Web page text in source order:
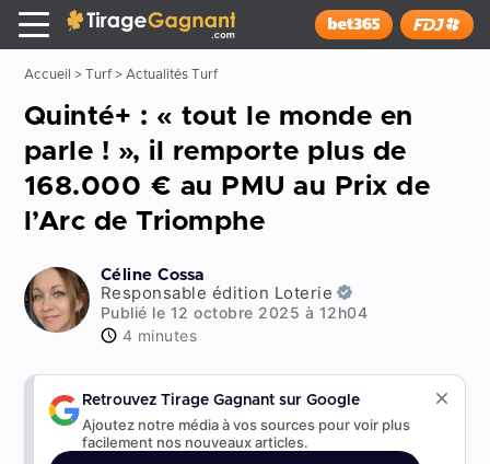
x
Tirage Gagnant
Installer
Accueil > Turf> Actualités Turf
Quinté+ : « tout le monde en
parle ! », il remporte plus de
168.000 € au PMU au Prix de
l’Arc de Triomphe
Céline Cossa
Responsable édition Loterie
Publié le 12 octobre 2025 à 12h04
4 minutes
Retrouvez Tirage Gagnant sur Google
Ajoutez notre média à vos sources pour voir plus
facilement nos nouveaux articles.